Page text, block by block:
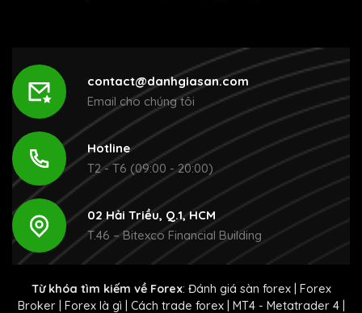
contact@danhgiasan.com
Email cho chúng tôi
Hotline
T2 - T6 (09:00 - 20:00)
02 Hải Triều, Q.1, HCM
T.46 – Bitexco Financial Building
Từ khóa tìm kiếm về Forex: Đánh giá sàn forex| Forex
Broker| Forex là gì Cách trade forex| MT4 - Metatrader 4|